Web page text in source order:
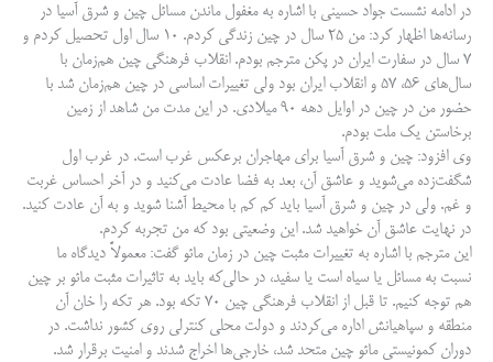
در ادامه نشست جواد حسینی با اشاره به مغفول ماندن مسائل چین و شرق آسیا در
رسانه‌ها اظهار کرد: من ۲۵ سال در چین زندگی کردم. ۱۰ سال اول تحصیل کردم و
۷ سال در سفارت ایران در پکن مترجم بودم. انقلاب فرهنگی چین هم‌زمان با
سال‌های ۵۶، ۵۷ و انقلاب ایران بود ولی تغییرات اساسی در چین هم‌زمان شد با
حضور من در چین در اوایل دهه ۹۰ میلادی. در این مدت من شاهد از زمین
برخاستن یک ملت بودم.
وی افزود: چین و شرق آسیا برای مهاجران برعکس غرب است. در غرب اول
شگفت‌زده می‌شوید و عاشق آن، بعد به فضا عادت می‌کنید و در آخر احساس غربت
و غم. ولی در چین و شرق آسیا باید کم کم با محیط آشنا شوید و به آن عادت کنید.
در نهایت عاشق آن خواهید شد. این وضعیتی بود که من تجربه کردم.
این مترجم با اشاره به تغییرات مثبت چین در زمان مائو گفت: معمولاً دیدگاه ما
نسبت به مسائل یا سیاه است یا سفید، در حالی‌که باید به تاثیرات مثبت مائو بر چین
هم توجه کنیم. تا قبل از انقلاب فرهنگی چین ۷۰ تکه بود. هر تکه را خان آن
منطقه و سپاهیانش اداره می‌کردند و دولت محلی کنترلی روی کشور نداشت. در
دوران کمونیستی مائو چین متحد شد، خارجی‌ها اخراج شدند و امنیت برقرار شد.